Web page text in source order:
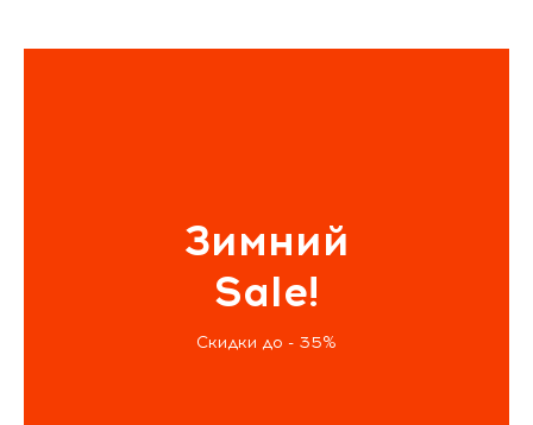
Зимний
Sale!
Скидки до - 35%